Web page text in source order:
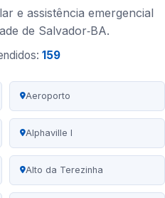
e assistência emergencial
de Salvador‑BA.
159
Aeroporto
Alphaville I
Alto da Terezinha